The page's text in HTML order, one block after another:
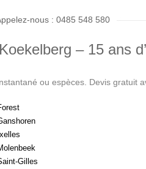
nous : 0485 548 580
– 15 ans
ou espèces. Devis
Gilles